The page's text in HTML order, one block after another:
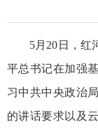
5月20日，红
平总书记在加强
习中共中央政治
的讲话要求以及